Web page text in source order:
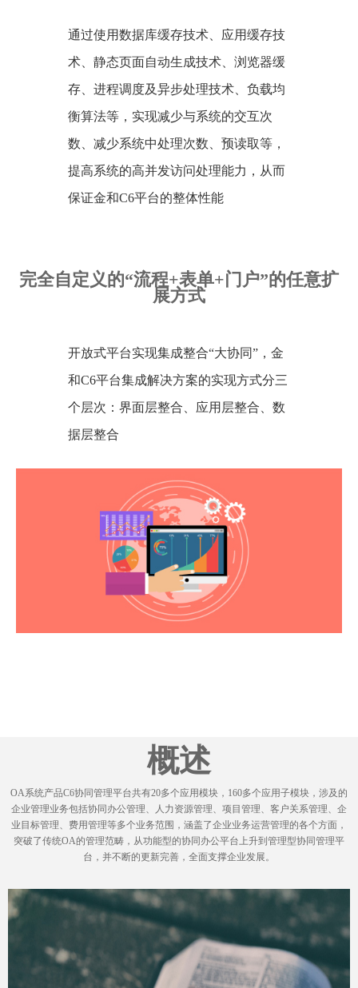
通过使用数据库缓存技术、应用缓存技
术、静态页面自动生成技术、浏览器缓
存、进程调度及异步处理技术、负载均
衡算法等，实现减少与系统的交互次
数、减少系统中处理次数、预读取等，
提高系统的高并发访问处理能力，从而
保证金和C6平台的整体性能
完全自定义的“流程+表单+门户”的任意扩
展方式
开放式平台实现集成整合“大协同”，金
和C6平台集成解决方案的实现方式分三
个层次：界面层整合、应用层整合、数
据层整合
概述
OA系统产品C6协同管理平台共有20多个应用模块，160多个应用子模块，涉及的
企业管理业务包括协同办公管理、人力资源管理、项目管理、客户关系管理、企
业目标管理、费用管理等多个业务范围，涵盖了企业业务运营管理的各个方面，
突破了传统OA的管理范畴，从功能型的协同办公平台上升到管理型协同管理平
台，并不断的更新完善，全面支撑企业发展。